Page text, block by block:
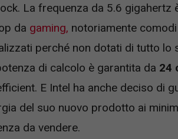
La frequenza da 5.6 gigahertz
da gaming, notoriamente
perché non dotati di tutto lo
di calcolo è garantita da 24
E Intel ha anche deciso di
del suo nuovo prodotto ai
da vendere.